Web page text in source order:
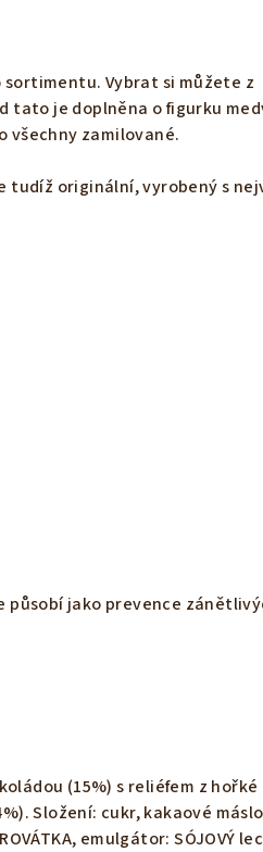
Vybrat si můžete z
tato je doplněna o figurku
všechny zamilované.
tudíž originální, vyrobený s
působí jako prevence
(15%) s reliéfem z
Složení: cukr, kakaové
emulgátor: SÓJOVÝ